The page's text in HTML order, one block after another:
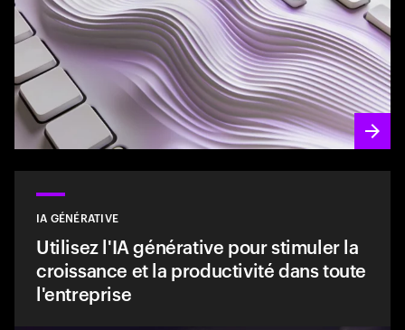
IA GÉNÉRATIVE
Utilisez l'IA générative pour stimuler la
croissance et la productivité dans toute
l'entreprise